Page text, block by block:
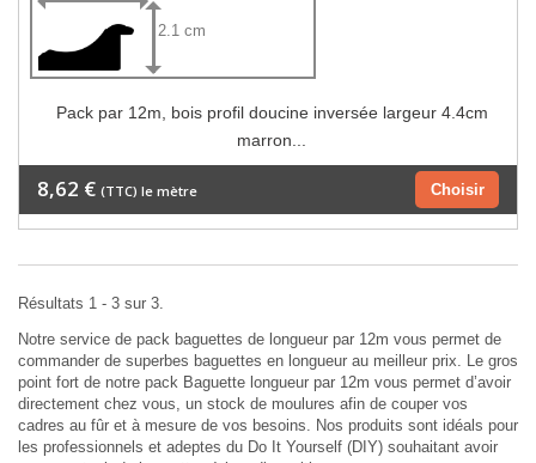
2.1 cm
Pack par 12m, bois profil doucine inversée largeur 4.4cm
marron...
Choisir
8,62 € (TTC) le mètre
Résultats 1 - 3 sur 3.
Notre service de pack baguettes de longueur par 12m vous permet de
commander de superbes baguettes en longueur au meilleur prix. Le gros
point fort de notre pack Baguette longueur par 12m vous permet d’avoir
directement chez vous, un stock de moulures afin de couper vos
cadres au fûr et à mesure de vos besoins. Nos produits sont idéals pour
les professionnels et adeptes du Do It Yourself (DIY) souhaitant avoir